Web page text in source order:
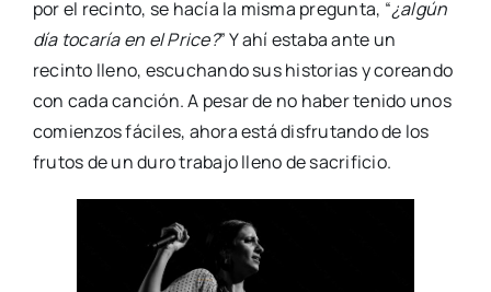
por el recinto, se hacía la misma pregunta, “¿algún
día tocaría en el Price?” Y ahí estaba ante un
recinto lleno, escuchando sus historias y coreando
con cada canción. A pesar de no haber tenido unos
comienzos fáciles, ahora está disfrutando de los
frutos de un duro trabajo lleno de sacrificio.